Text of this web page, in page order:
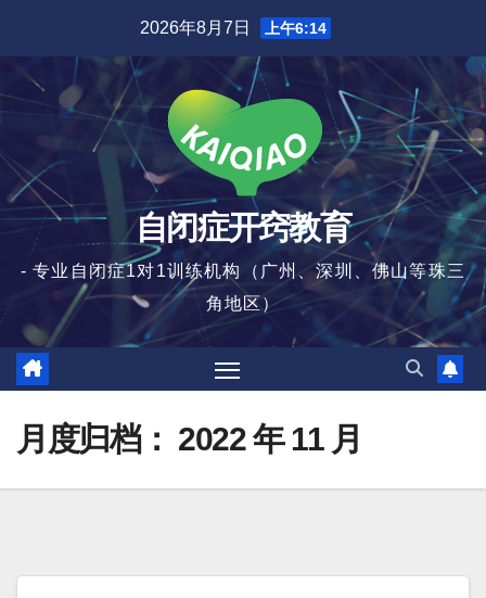
容
2026年8月7日 上午6:14
自闭症开窍教育
- 专业自闭症1对1训练机构（广州、深圳、佛山等珠三
角地区）
月度归档： 2022 年 11 月